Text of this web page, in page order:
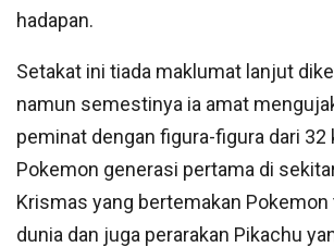
hadapan.
Setakat ini tiada maklumat lanjut
namun semestinya ia amat
peminat dengan figura-figura dari 32
Pokemon generasi pertama di
Krismas yang bertemakan
dunia dan juga perarakan Pikachu